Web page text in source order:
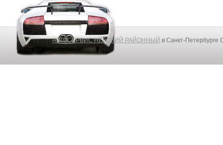
АВТОСЕРВИС НЕВСКИЙ РАЙОННЫЙ в Санкт-Петербурге